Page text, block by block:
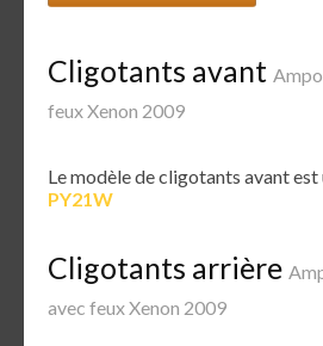
Cligotants avant
feux Xenon 2009
Le modèle de cligotants avant est
PY21W
Cligotants arrière
avec feux Xenon 2009